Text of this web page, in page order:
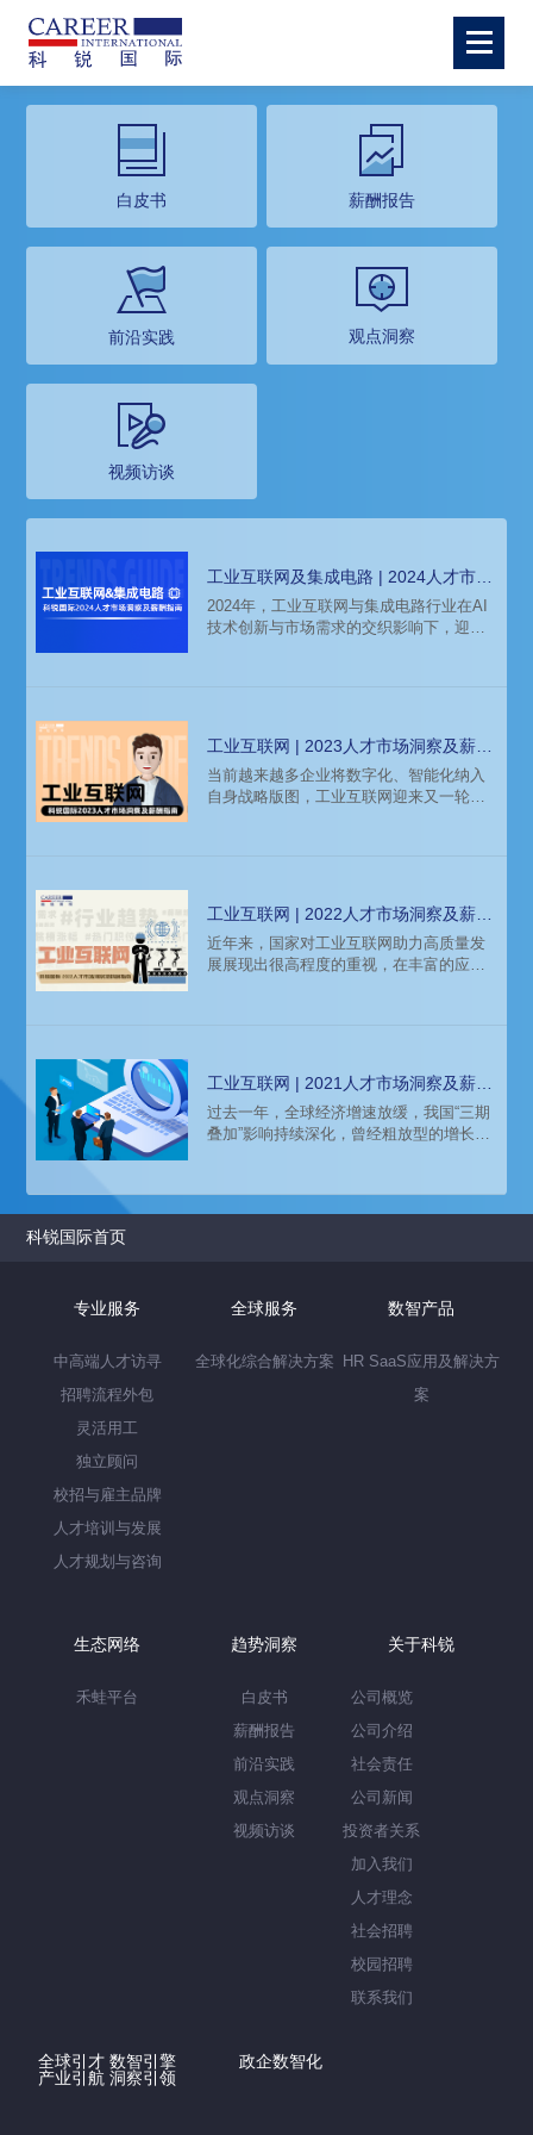
白皮书 薪酬报告
前沿实践 观点洞察
视频访谈
工业互联网及集成电路 | 2024人才市场
洞察及薪酬指南
2024年，工业互联网与集成电路行业在AI
技术创新与市场需求的交织影响下，迎来
工业互联网 | 2023人才市场洞察及薪酬
指南
当前越来越多企业将数字化、智能化纳入
自身战略版图，工业互联网迎来又一轮快
工业互联网 | 2022人才市场洞察及薪酬
指南
近年来，国家对工业互联网助力高质量发
展展现出很高程度的重视，在丰富的应用
南》，本文带来薪酬报告内工业互联网行
业的人才市场洞察。
工业互联网 | 2021人才市场洞察及薪酬
指南
过去一年，全球经济增速放缓，我国“三期
叠加”影响持续深化，曾经粗放型的增长模
层等技术方向上的不断演进迭代，已探索
出了众多应用场景，同时因为应用范围越
反复提及，也受到国家政府的高度重视及
科锐国际首页
专业服务
中高端人才访寻
招聘流程外包
灵活用工
独立顾问
校招与雇主品牌
人才培训与发展
人才规划与咨询
全球服务
全球化综合解决方案
数智产品
HR SaaS应用及解决方
案
生态网络
禾蛙平台
趋势洞察
白皮书
薪酬报告
前沿实践
观点洞察
视频访谈
关于科锐
公司概览
公司介绍
社会责任
公司新闻
投资者关系
加入我们
人才理念
社会招聘
校园招聘
联系我们
全球引才 数智引擎
产业引航 洞察引领
政企数智化